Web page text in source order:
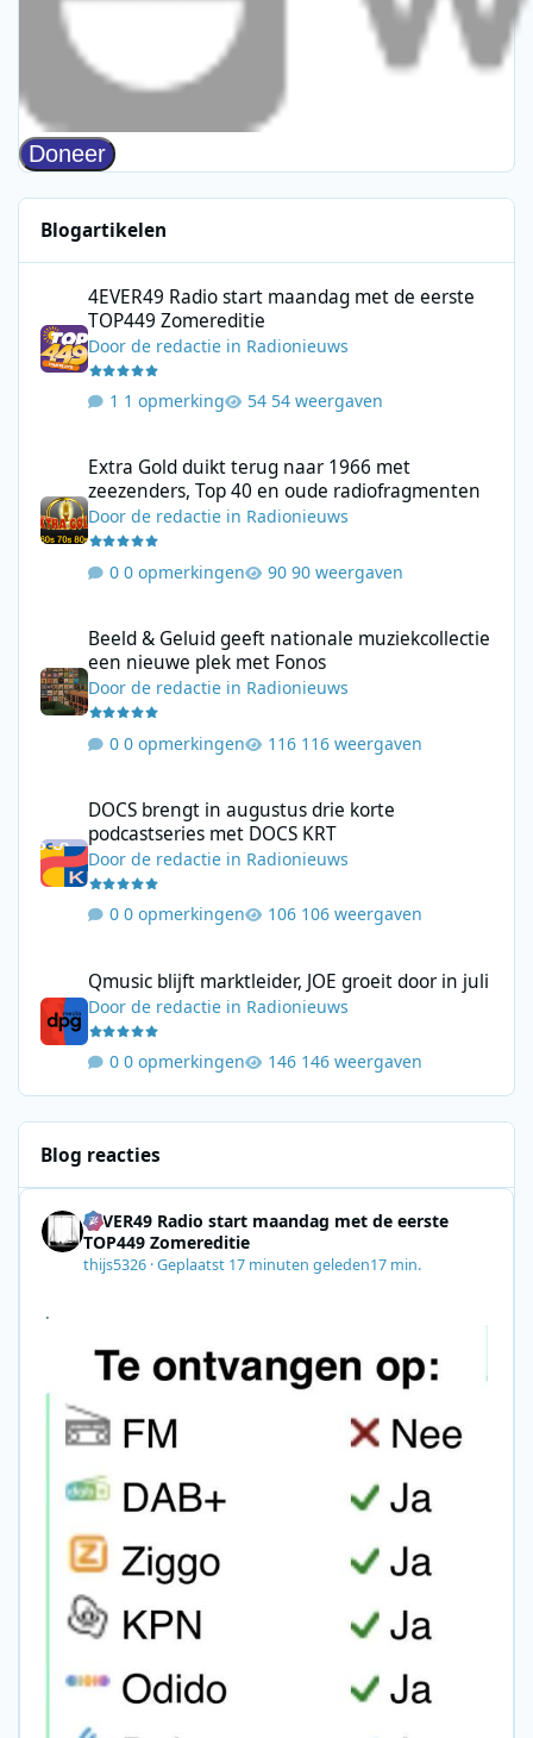
Blogartikelen
4EVER49 Radio start maandag met de eerste
TOP449 Zomereditie
Doorde redactie in Radionieuws
1 opmerking 54 weergaven
Extra Gold duikt terug naar 1966 met
zeezenders, Top 40 en oude radiofragmenten
Doorde redactie in Radionieuws
0 opmerkingen 90 weergaven
Beeld & Geluid geeft nationale muziekcollectie
een nieuwe plek met Fonos
Doorde redactie in Radionieuws
0 opmerkingen 116 weergaven
DOCS brengt in augustus drie korte
podcastseries met DOCS KRT
Doorde redactie in Radionieuws
0 opmerkingen 106 weergaven
Qmusic blijft marktleider, JOE groeit door in juli
Doorde redactie in Radionieuws
0 opmerkingen 146 weergaven
Blog reacties
4EVER49 Radio start maandag met de eerste
TOP449 Zomereditie
thijs5326 ·Geplaatst 17 minuten geleden17 min.
.